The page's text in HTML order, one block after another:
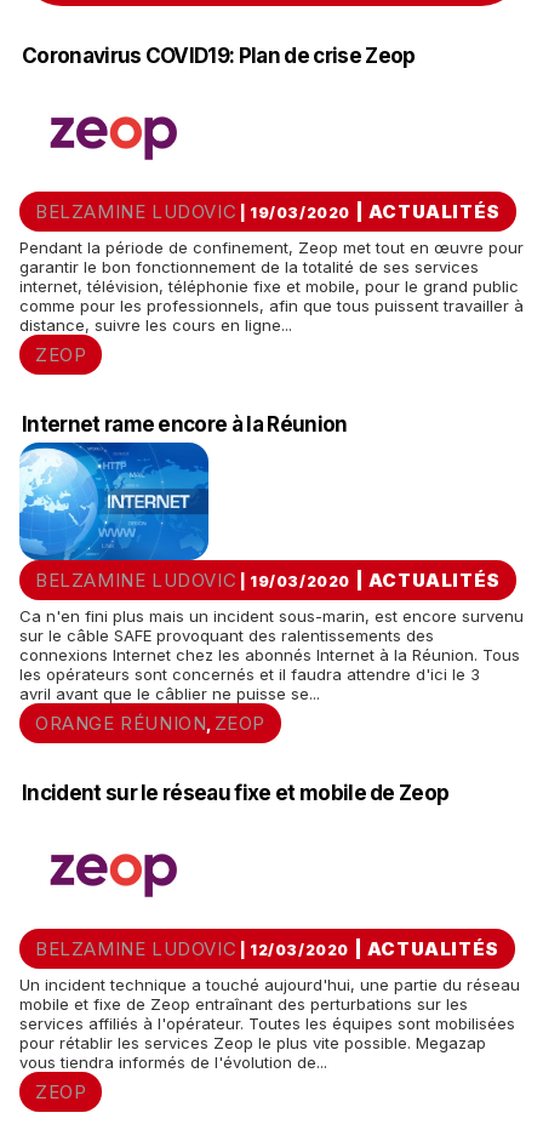
Coronavirus COVID19: Plan de crise Zeop
BELZAMINE LUDOVIC | 19/03/2020 ACTUALITÉS
Pendant la période de confinement, Zeop met tout en œuvre pour
garantir le bon fonctionnement de la totalité de ses services
internet, télévision, téléphonie fixe et mobile, pour le grand public
comme pour les professionnels, afin que tous puissent travailler à
distance, suivre les cours en ligne...
ZEOP
Internet rame encore à la Réunion
BELZAMINE LUDOVIC | 19/03/2020 ACTUALITÉS
Ca n'en fini plus mais un incident sous-marin, est encore survenu
sur le câble SAFE provoquant des ralentissements des
connexions Internet chez les abonnés Internet à la Réunion. Tous
les opérateurs sont concernés et il faudra attendre d'ici le 3
avril avant que le câblier ne puisse se...
ORANGE RÉUNION ZEOP
Incident sur le réseau fixe et mobile de Zeop
BELZAMINE LUDOVIC | 12/03/2020 ACTUALITÉS
Un incident technique a touché aujourd'hui, une partie du réseau
mobile et fixe de Zeop entraînant des perturbations sur les
services affiliés à l'opérateur. Toutes les équipes sont mobilisées
pour rétablir les services Zeop le plus vite possible. Megazap
vous tiendra informés de l'évolution de...
ZEOP